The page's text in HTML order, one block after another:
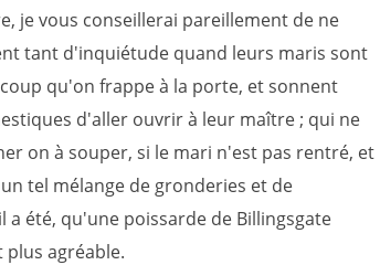
je vous conseillerai pareillement de ne
tant d'inquiétude quand leurs maris sont
qu'on frappe à la porte, et sonnent
d'aller ouvrir à leur maître ; qui ne
on à souper, si le mari n'est pas rentré, et
tel mélange de gronderies et de
été, qu'une poissarde de Billingsgate
agréable.